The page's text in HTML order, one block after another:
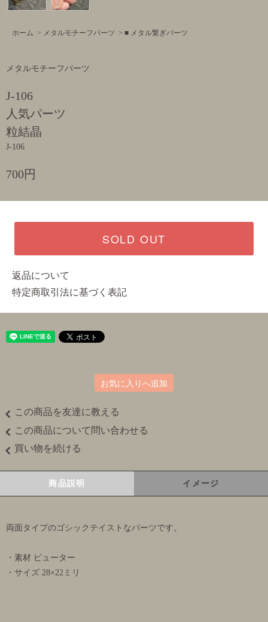
ホーム > メタルモチーフパーツ > ■ メタル繋ぎパーツ
メタルモチーフパーツ
J-106
人気パーツ
粒結晶
J-106
700円
SOLD OUT
返品について
特定商取引法に基づく表記
お気に入りへ追加
この商品を友達に教える
この商品について問い合わせる
買い物を続ける
商品説明 イメージ
両面タイプのゴシックテイストなパーツです。
・素材 ピューター
・サイズ 28×22ミリ